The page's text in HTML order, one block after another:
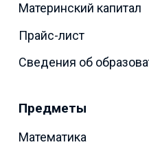
Материнский капитал
Прайс-лист
Сведения об
Предметы
Математика